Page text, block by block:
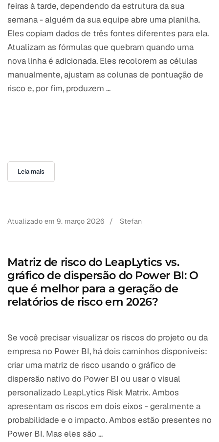
feiras à tarde, dependendo da estrutura da sua
semana - alguém da sua equipe abre uma planilha.
Eles copiam dados de três fontes diferentes para ela.
Atualizam as fórmulas que quebram quando uma
nova linha é adicionada. Eles recolorem as células
manualmente, ajustam as colunas de pontuação de
risco e, por fim, produzem ...
Leia mais
Atualizado em 9. março 2026 / Stefan
Matriz de risco do LeapLytics vs.
gráfico de dispersão do Power BI: O
que é melhor para a geração de
relatórios de risco em 2026?
Se você precisar visualizar os riscos do projeto ou da
empresa no Power BI, há dois caminhos disponíveis:
criar uma matriz de risco usando o gráfico de
dispersão nativo do Power BI ou usar o visual
personalizado LeapLytics Risk Matrix. Ambos
apresentam os riscos em dois eixos - geralmente a
probabilidade e o impacto. Ambos estão presentes no
Power BI. Mas eles são ...